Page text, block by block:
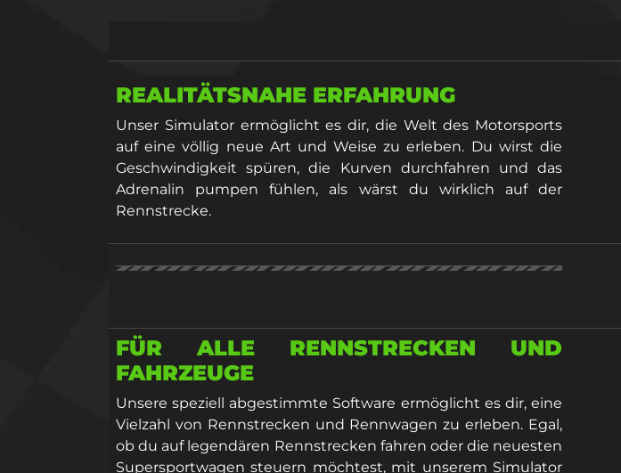
REALITÄTSNAHE ERFAHRUNG
Unser Simulator ermöglicht es dir, die Welt des Motorsports
auf eine völlig neue Art und Weise zu erleben. Du wirst die
Geschwindigkeit spüren, die Kurven durchfahren und das
Adrenalin pumpen fühlen, als wärst du wirklich auf der
Rennstrecke.
FÜR ALLE RENNSTRECKEN UND
FAHRZEUGE
Unsere speziell abgestimmte Software ermöglicht es dir, eine
Vielzahl von Rennstrecken und Rennwagen zu erleben. Egal,
ob du auf legendären Rennstrecken fahren oder die neuesten
Supersportwagen steuern möchtest, mit unserem Simulator